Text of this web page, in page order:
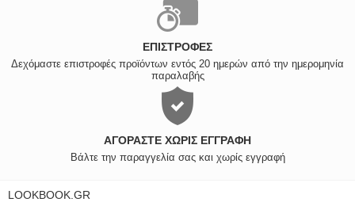
ΕΠΙΣΤΡΟΦΈΣ
Δεχόμαστε επιστροφές προϊόντων εντός 20 ημερών από την ημερομηνία
παραλαβής
ΑΓΟΡΆΣΤΕ ΧΩΡΊΣ ΕΓΓΡΑΦΉ
Βάλτε την παραγγελία σας και χωρίς εγγραφή
LOOKBOOK.GR